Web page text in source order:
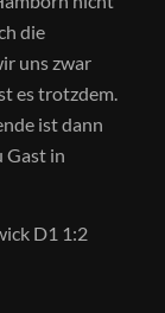
die
uns zwar
es trotzdem.
ist dann
Gast in
D1 1:2